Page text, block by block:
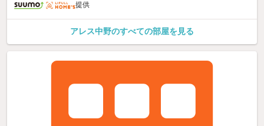
提供
アレス中野のすべての部屋を見る